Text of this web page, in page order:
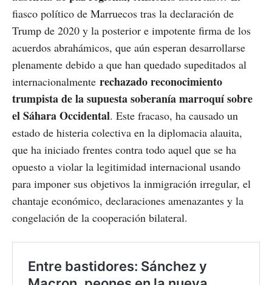
fiasco político de Marruecos tras la declaración de
Trump de 2020 y la posterior e impotente firma de los
acuerdos abrahámicos, que aún esperan desarrollarse
plenamente debido a que han quedado supeditados al
internacionalmente rechazado reconocimiento
trumpista de la supuesta soberanía marroquí sobre
el Sáhara Occidental. Este fracaso, ha causado un
estado de histeria colectiva en la diplomacia alauita,
que ha iniciado frentes contra todo aquel que se ha
opuesto a violar la legitimidad internacional usando
para imponer sus objetivos la inmigración irregular, el
chantaje económico, declaraciones amenazantes y la
congelación de la cooperación bilateral.